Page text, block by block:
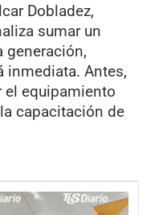
Dobladez,
sumar un
generación,
inmediata. Antes,
el equipamiento
capacitación de